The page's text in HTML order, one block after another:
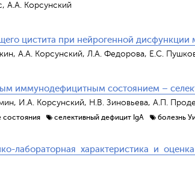
А.А. Корсунский
цистита при нейрогенной дисфункции
А.А. Корсунский, Л.А. Федорова, Е.С.
иммунодефицитным состоянием –
И.А. Корсунский, Н.В. Зиновьева, А.П.
селективный дефицит IgA болезнь
лабораторная характеристика и